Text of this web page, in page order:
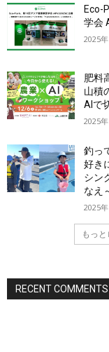
Eco-
学会
2025
肥料
山積
AIで
2025
釣っ
好き
シン
なえ
2025
もっ
RECENT COMMENTS